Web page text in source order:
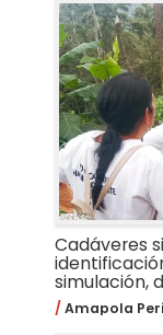
Cadáveres
simulación,
Amapola